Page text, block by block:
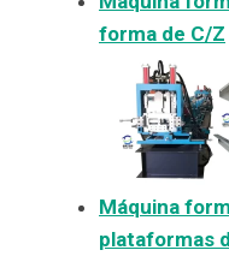
forma de C/Z
Máquina
plataformas